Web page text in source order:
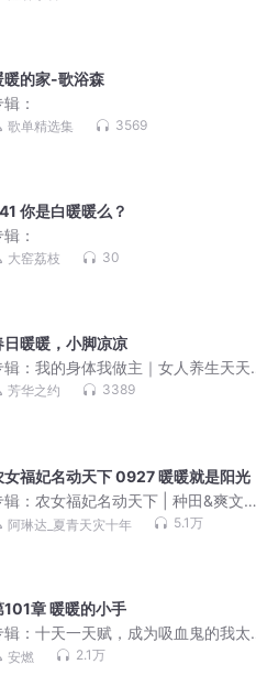
暖的家-歌浴森
：
歌单精选集 3569
你是白暖暖么？
：
大窑荔枝 30
日暖暖，小脚凉凉
辑：我的身体我做主｜女人养生天天
芳华之约 3389
女福妃名动天下 0927 暖暖就是阳光
： 农女福妃名动天下 | 种田&爽文&
笑 | 精品多人有声剧
阿琳达_夏青天灾十年 5.1万
101章 暖暖的小手
辑：十天一天赋，成为吸血鬼的我太
了丨都市奇幻丨亡灵异族丨诸天万
安燃 2.1万